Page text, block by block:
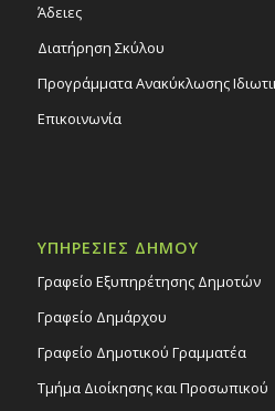
Άδειες
Διατήρηση Σκύλου
Προγράμματα Ανακύκλωσης
Επικοινωνία
ΥΠΗΡΕΣΙΕΣ ΔΗΜΟΥ
Γραφείο Εξυπηρέτησης Δημοτών
Γραφείο Δημάρχου
Γραφείο Δημοτικού Γραμματέα
Τμήμα Διοίκησης και Προσωπικού